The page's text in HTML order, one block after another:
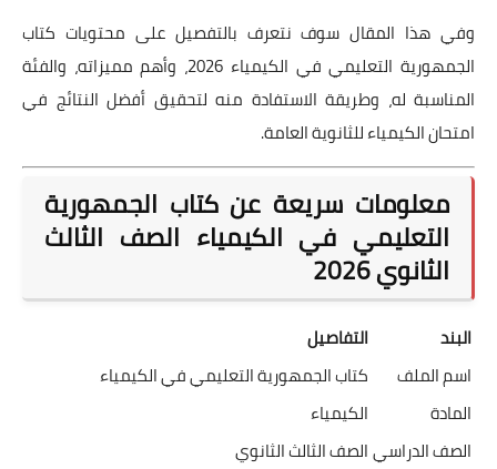
وفي هذا المقال سوف نتعرف بالتفصيل على محتويات كتاب
الجمهورية التعليمي في الكيمياء 2026، وأهم مميزاته، والفئة
المناسبة له، وطريقة الاستفادة منه لتحقيق أفضل النتائج في
امتحان الكيمياء للثانوية العامة.
معلومات سريعة عن كتاب الجمهورية
التعليمي في الكيمياء الصف الثالث
الثانوي 2026
البند
التفاصيل
اسم الملف
كتاب الجمهورية التعليمي في الكيمياء
المادة
الكيمياء
الصف الدراسيالصف الثالث الثانوي